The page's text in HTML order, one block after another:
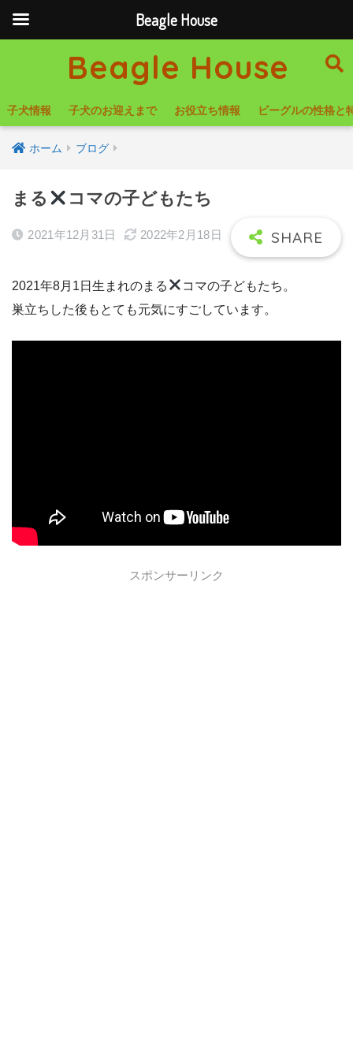
Beagle House
子犬情報 子犬のお迎えまで お役立ち情報 ビーグルの性格と
ホーム ブログ
まる コマの子どもたち
2021年12月31日 2022年2月18日
2021年8月1日生まれのまる
コマの子どもたち。
巣立ちした後もとても元気にすごしています。
スポンサーリンク
Beagle House